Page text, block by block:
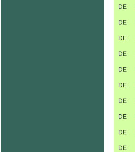
DE
DE
DE
DE
DE
DE
DE
DE
DE
DE